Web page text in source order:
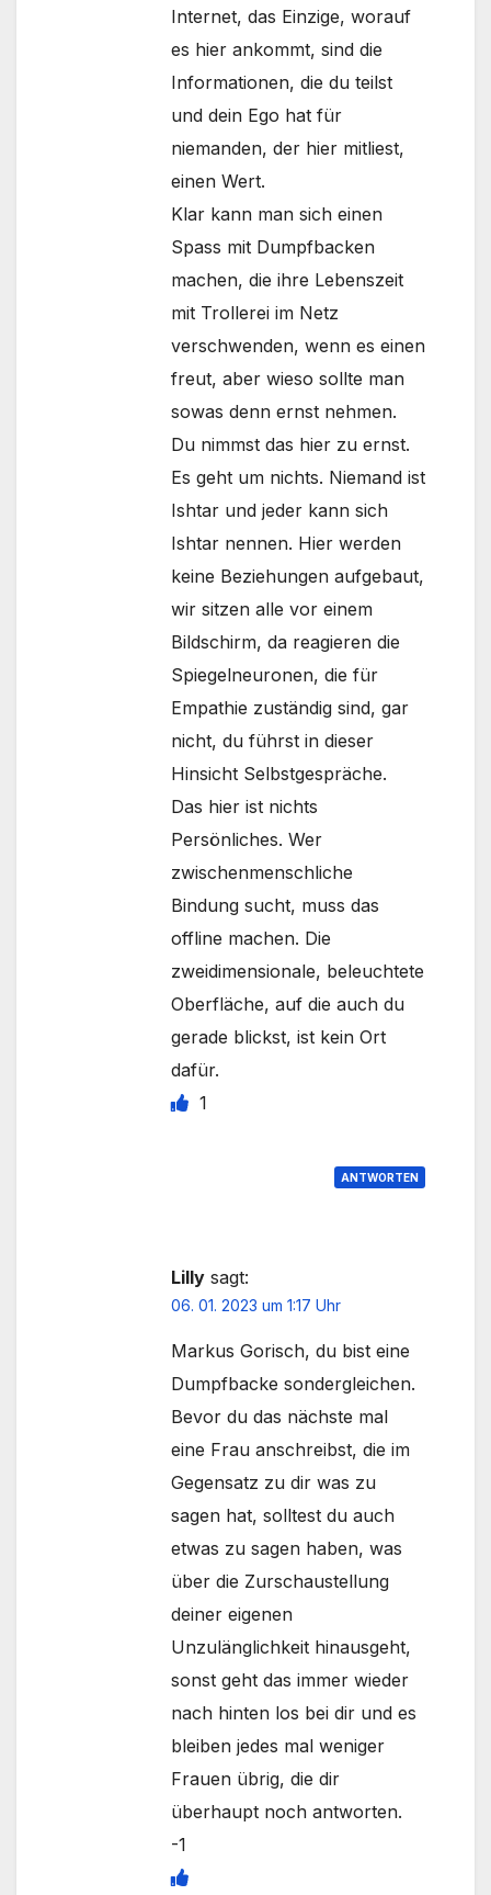
Internet, das Einzige, worauf
es hier ankommt, sind die
Informationen, die du teilst
und dein Ego hat für
niemanden, der hier mitliest,
einen Wert.
Klar kann man sich einen
Spass mit Dumpfbacken
machen, die ihre Lebenszeit
mit Trollerei im Netz
verschwenden, wenn es einen
freut, aber wieso sollte man
sowas denn ernst nehmen.
Du nimmst das hier zu ernst.
Es geht um nichts. Niemand ist
Ishtar und jeder kann sich
Ishtar nennen. Hier werden
keine Beziehungen aufgebaut,
wir sitzen alle vor einem
Bildschirm, da reagieren die
Spiegelneuronen, die für
Empathie zuständig sind, gar
nicht, du führst in dieser
Hinsicht Selbstgespräche.
Das hier ist nichts
Persönliches. Wer
zwischenmenschliche
Bindung sucht, muss das
offline machen. Die
zweidimensionale, beleuchtete
Oberfläche, auf die auch du
gerade blickst, ist kein Ort
dafür.
1
ANTWORTEN
Lilly sagt:
06. 01. 2023 um 1:17 Uhr
Markus Gorisch, du bist eine
Dumpfbacke sondergleichen.
Bevor du das nächste mal
eine Frau anschreibst, die im
Gegensatz zu dir was zu
sagen hat, solltest du auch
etwas zu sagen haben, was
über die Zurschaustellung
deiner eigenen
Unzulänglichkeit hinausgeht,
sonst geht das immer wieder
nach hinten los bei dir und es
bleiben jedes mal weniger
Frauen übrig, die dir
überhaupt noch antworten.
-1